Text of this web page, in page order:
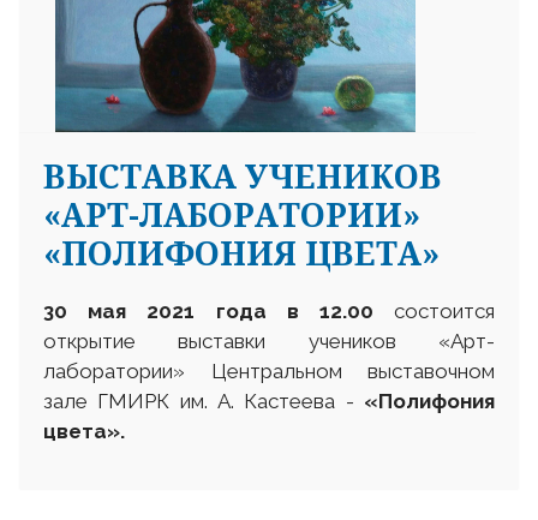
ВЫСТАВКА УЧЕНИКОВ
«АРТ-ЛАБОРАТОРИИ»
«ПОЛИФОНИЯ ЦВЕТА»
30 мая 2021 года в 12.00 состоится
открытие выставки учеников «Арт-
лаборатории» Центральном выставочном
зале ГМИРК им. А. Кастеева - «Полифония
цвета».